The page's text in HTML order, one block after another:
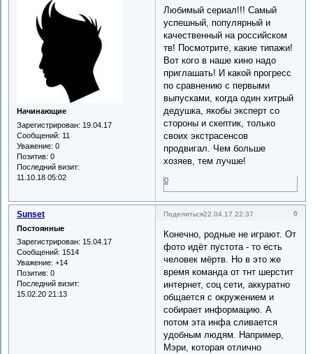
Начинающие
Зарегистрирован: 19.04.17
Сообщений: 11
Уважение: 0
Позитив: 0
Последний визит:
11.10.18 05:02
Любимый сериал!!! Самый
успешный, популярный и
качественный на российском
тв! Посмотрите, какие типажи!
Вот кого в наше кино надо
приглашать! И какой прогресс
по сравнению с первыми
выпусками, когда один хитрый
дедушка, якобы эксперт со
стороны и скептик, только
своих экстрасенсов
продвигал. Чем больше
хозяев, тем лучше!
0
Поделиться 6
22.04.17 22:37
Sunset
Постоянные
Зарегистрирован: 15.04.17
Сообщений: 1514
Уважение: +14
Позитив: 0
Последний визит:
15.02.20 21:13
Конечно, родные не играют. От
фото идёт пустота - то есть
человек мёртв. Но в это же
время команда от тнт шерстит
интернет, соц сети, аккуратно
общается с окружением и
собирает информацию. А
потом эта инфа сливается
удобным людям. Например,
Мэри, которая отлично